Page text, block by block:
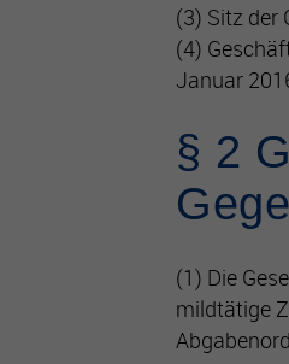
(3) Sitz der
(4)
Januar
§ 2
(1) Die
mildtätige